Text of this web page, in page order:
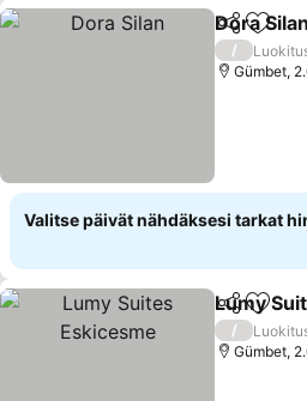
Jaa Lisää
Dora Silan
/
Gümbet,
Valitse päivät nähdäksesi tarkat
Jaa
Lumy
/
Gümbet,